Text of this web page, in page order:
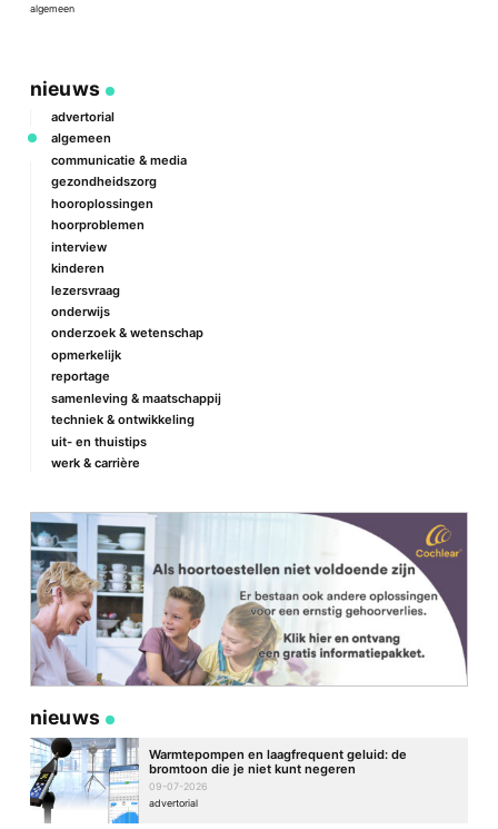
algemeen
nieuws
advertorial
algemeen
communicatie & media
gezondheidszorg
hooroplossingen
hoorproblemen
interview
kinderen
lezersvraag
onderwijs
onderzoek & wetenschap
opmerkelijk
reportage
samenleving & maatschappij
techniek & ontwikkeling
uit- en thuistips
werk & carrière
nieuws
Warmtepompen en laagfrequent geluid: de
bromtoon die je niet kunt negeren
09-07-2026
advertorial